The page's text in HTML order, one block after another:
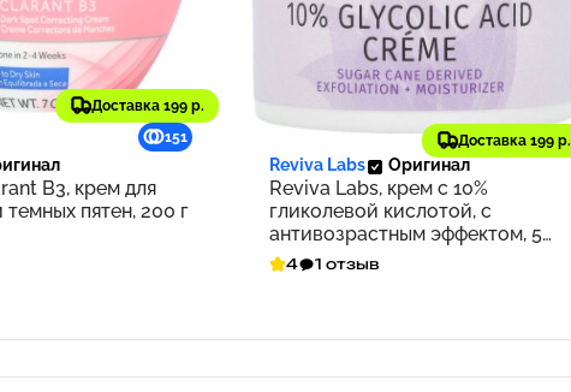
Доставка 199 р.
151
B3, крем для
темных пятен, 200 г
Доставка 199 р.
2 970 ₽ 297
Reviva Labs Оригинал
Reviva Labs, крем с 10%
гликолевой кислотой, с
антивозрастным эффектом, 55
г (2,0 унции)
4 1 отзыв